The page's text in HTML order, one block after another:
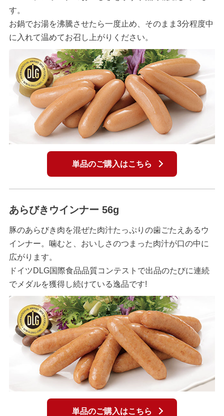
す。
お鍋でお湯を沸騰させたら一度止め、そのまま3分程度中
に入れて温めてお召し上がりください。
単品のご購入はこちら
あらびきウインナー 56g
豚のあらびき肉を混ぜた肉汁たっぷりの歯ごたえあるウ
インナー。噛むと、おいしさのつまった肉汁が口の中に
広がります。
ドイツDLG国際食品品質コンテストで出品のたびに連続
でメダルを獲得し続けている逸品です!
単品のご購入はこちら